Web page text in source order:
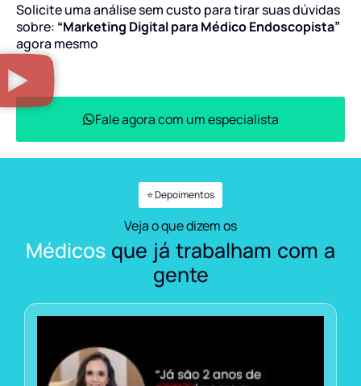
Solicite uma análise sem custo para tirar suas dúvidas
sobre: “Marketing Digital para Médico Endoscopista”
agora mesmo
Fale agora com um especialista
⭐ Depoimentos
Veja o que dizem os
Médicos que já trabalham com a
gente